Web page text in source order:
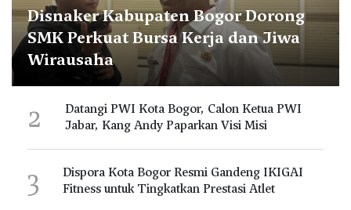
Disnaker Kabupaten Bogor Dorong
SMK Perkuat Bursa Kerja dan Jiwa
Wirausaha
2
Datangi PWI Kota Bogor, Calon Ketua PWI
Jabar, Kang Andy Paparkan Visi Misi
3
Dispora Kota Bogor Resmi Gandeng IKIGAI
Fitness untuk Tingkatkan Prestasi Atlet